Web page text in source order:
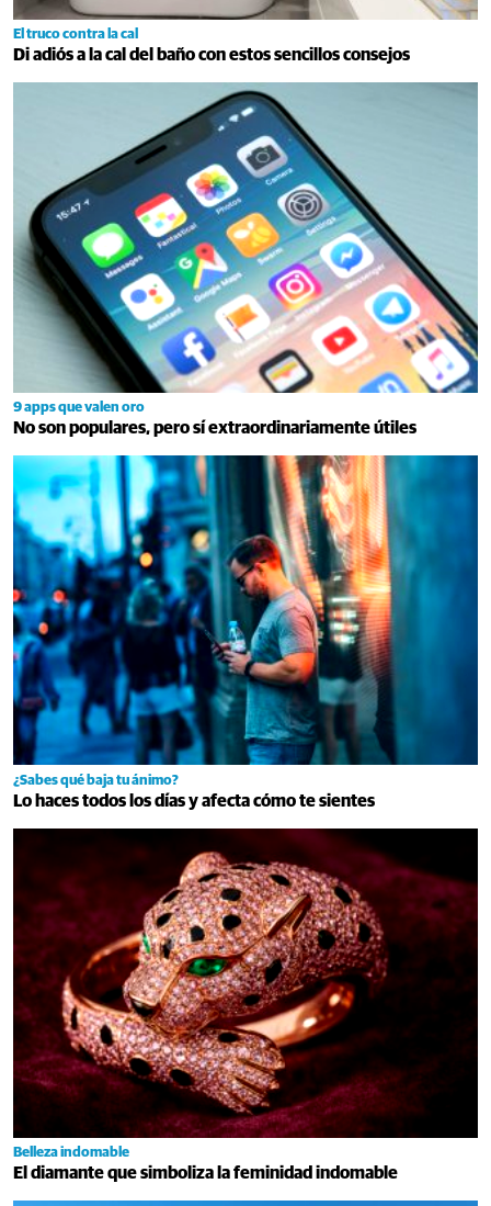
El truco contra la cal
Di adiós a la cal del baño con estos sencillos consejos
9 apps que valen oro
No son populares, pero sí extraordinariamente útiles
¿Sabes qué baja tu ánimo?
Lo haces todos los días y afecta cómo te sientes
Belleza indomable
El diamante que simboliza la feminidad indomable